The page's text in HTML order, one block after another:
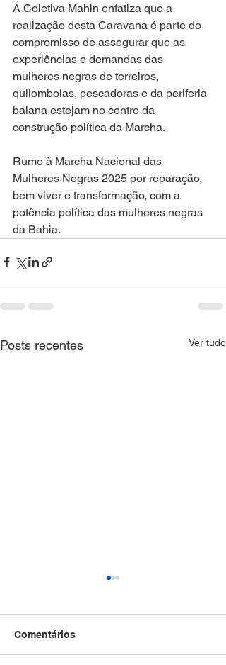
A Coletiva Mahin enfatiza que a
realização desta Caravana é parte do
compromisso de assegurar que as
experiências e demandas das
mulheres negras de terreiros,
quilombolas, pescadoras e da periferia
baiana estejam no centro da
construção política da Marcha.
Rumo à Marcha Nacional das
Mulheres Negras 2025 por reparação,
bem viver e transformação, com a
potência política das mulheres negras
da Bahia.
Posts recentes Ver tudo
Comentários